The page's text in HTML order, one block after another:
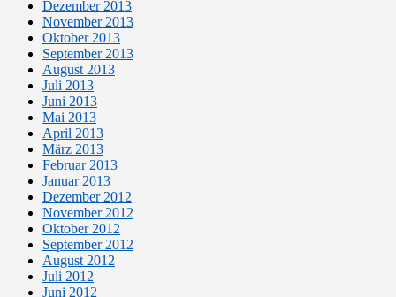
Dezember 2013
November 2013
Oktober 2013
September 2013
August 2013
Juli 2013
Juni 2013
Mai 2013
April 2013
März 2013
Februar 2013
Januar 2013
Dezember 2012
November 2012
Oktober 2012
September 2012
August 2012
Juli 2012
Juni 2012